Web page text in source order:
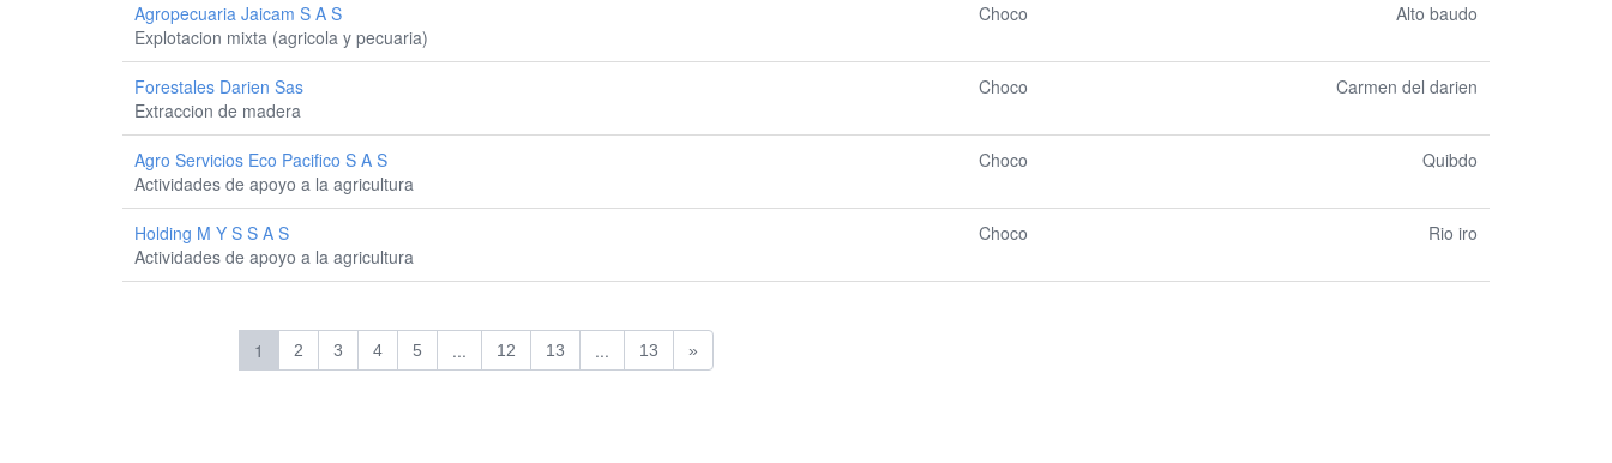
Agropecuaria Jaicam S A S
Explotacion mixta (agricola y pecuaria)
Choco Alto baudo
Forestales Darien Sas
Extraccion de madera
Choco Carmen del darien
Agro Servicios Eco Pacifico S A S
Actividades de apoyo a la agricultura
Choco Quibdo
Holding M Y S S A S
Actividades de apoyo a la agricultura
Choco Rio iro
1 2 3 4 5 ... 12 13 ... 13 »